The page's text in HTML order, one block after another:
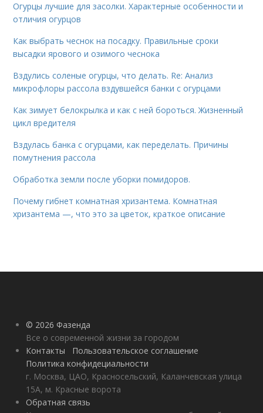
Огурцы лучшие для засолки. Характерные особенности и
отличия огурцов
Как выбрать чеснок на посадку. Правильные сроки
высадки ярового и озимого чеснока
Вздулись соленые огурцы, что делать. Re: Анализ
микрофлоры рассола вздувшейся банки с огурцами
Как зимует белокрылка и как с ней бороться. Жизненный
цикл вредителя
Вздулась банка с огурцами, как переделать. Причины
помутнения рассола
Обработка земли после уборки помидоров.
Почему гибнет комнатная хризантема. Комнатная
хризантема —, что это за цветок, краткое описание
© 2026 Фазенда
Все о современной жизни за городом
Контакты
Пользовательское соглашение
Политика конфидециальности
г. Москва, ЦАО, Красносельский, Каланчевская улица
15А, м. Красные ворота
Обратная связь